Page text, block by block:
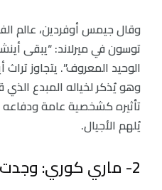
وقال جيمس أوفردين، عالم
توسون في ميرلاند: “يبقى
الوحيد المعروف”. يتجاوز
وهو يُذكر لخياله المبدع
تأثيره كشخصية عامة ودفاعه
يُلهم الأجيال.
2- ماري كوري: وجدت طريقها الخاص